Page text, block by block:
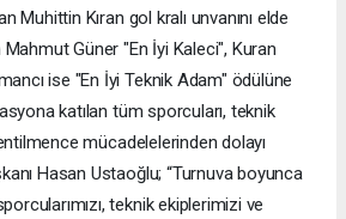
Muhittin Kıran gol kralı unvanını elde
Güner "En İyi Kaleci", Kuran
ise "En İyi Teknik Adam" ödülüne
katılan tüm sporcuları, teknik
mücadelelerinden dolayı
Hasan Ustaoğlu; “Turnuva boyunca
teknik ekiplerimizi ve